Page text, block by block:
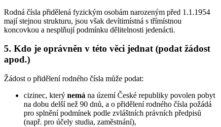
Rodná čísla přidělená fyzickým osobám narozeným před 1.1.1954
mají stejnou strukturu, jsou však devítimístná s třímístnou
koncovkou a nesplňují podmínku dělitelnosti jedenácti.
5. Kdo je oprávněn v této věci jednat (podat žádost
apod.)
Žádost o přidělení rodného čísla může podat:
cizinec, který nemá na území České republiky povolen pobyt
na dobu delší než 90 dnů, a o přidělení rodného čísla požádá
pro splnění podmínek podle zvláštních právních předpisů
(např. pro účely studia, zaměstnání),